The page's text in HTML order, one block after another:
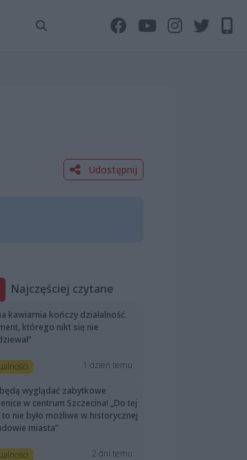
Udostępnij
Najczęściej czytane
kawiarnia kończy działalność.
którego nikt się nie
1 dzień temu
wyglądać zabytkowe
w centrum Szczecina! „Do tej
nie było możliwe w historycznej
miasta”
2 dni temu